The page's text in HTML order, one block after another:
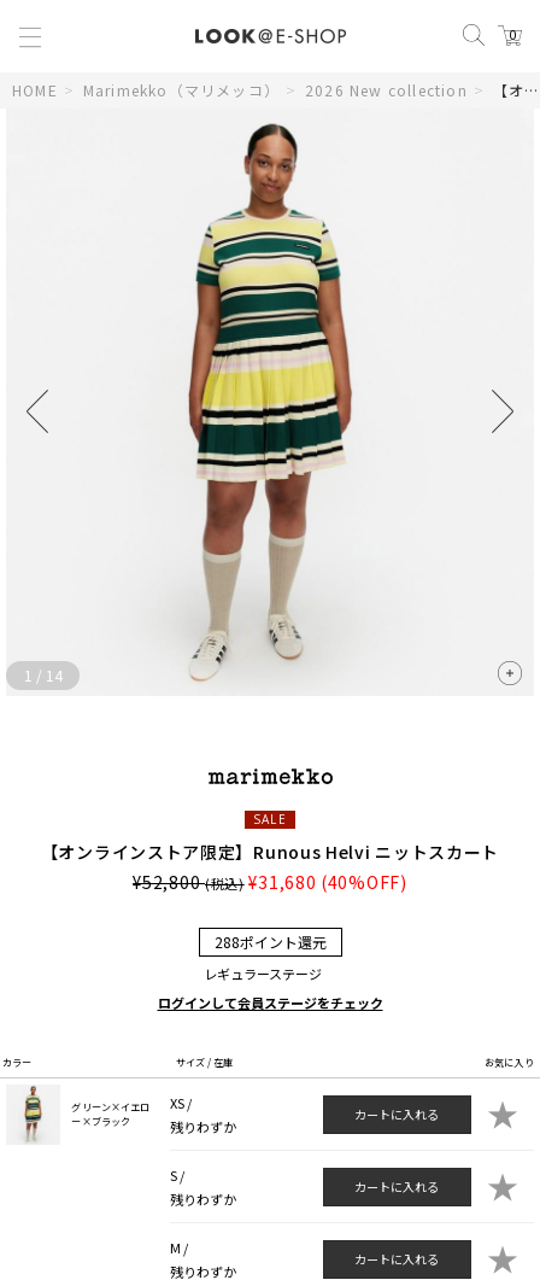
0
HOME > Marimekko（マリメッコ） > 2026 New collection > 【オンラインストア限定】Runous Helvi ニットスカート
1 / 14
SALE
【オンラインストア限定】Runous Helvi ニットスカート
¥52,800(税込) ¥31,680 (40%OFF)
288ポイント還元
レギュラーステージ
ログインして会員ステージをチェック
カラー サイズ / 在庫 お気に入り
グリーン×イエロ
ー×ブラック
XS /
残りわずか
カートに入れる ★
S /
残りわずか
カートに入れる ★
M /
残りわずか
カートに入れる ★